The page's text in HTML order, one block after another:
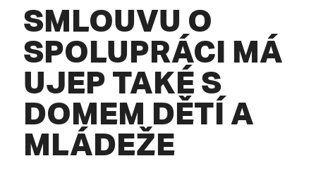
SMLOUVU O
SPOLUPRÁCI MÁ
UJEP TAKÉ S
DOMEM DĚTÍ A
MLÁDEŽE